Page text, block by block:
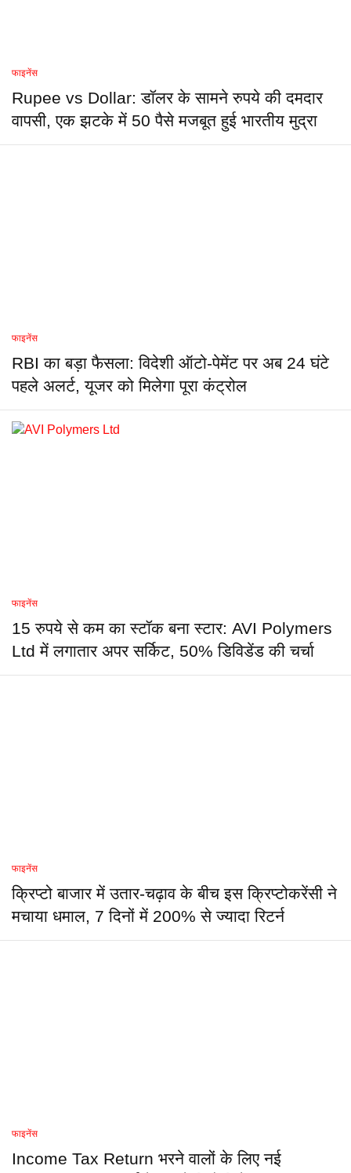
फाइनेंस
Rupee vs Dollar: डॉलर के सामने रुपये की दमदार
वापसी, एक झटके में 50 पैसे मजबूत हुई भारतीय मुद्रा
फाइनेंस
RBI का बड़ा फैसला: विदेशी ऑटो-पेमेंट पर अब 24 घंटे
पहले अलर्ट, यूजर को मिलेगा पूरा कंट्रोल
फाइनेंस
15 रुपये से कम का स्टॉक बना स्टार: AVI Polymers
Ltd में लगातार अपर सर्किट, 50% डिविडेंड की चर्चा
फाइनेंस
क्रिप्टो बाजार में उतार-चढ़ाव के बीच इस क्रिप्टोकरेंसी ने
मचाया धमाल, 7 दिनों में 200% से ज्यादा रिटर्न
फाइनेंस
Income Tax Return भरने वालों के लिए नई